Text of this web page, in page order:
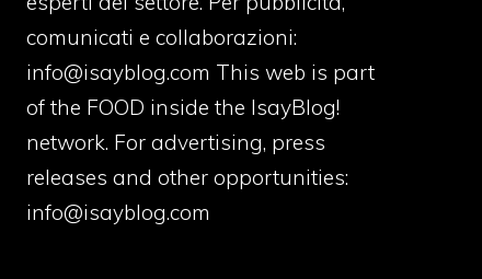
comunicati e collaborazioni:
info@isayblog.com This web is part
of the FOOD inside the IsayBlog!
network. For advertising, press
releases and other opportunities:
info@isayblog.com